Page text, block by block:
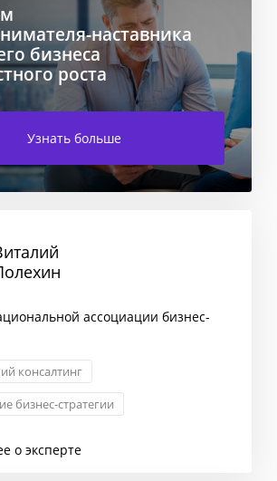
наставника
бизнеса
роста
Узнать больше
ассоциации бизнес-
консалтинг
бизнес-стратегии
о эксперте